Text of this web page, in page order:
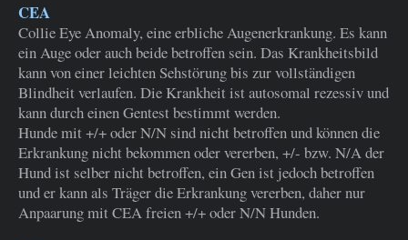
CEA
Collie Eye Anomaly, eine erbliche Augenerkrankung. Es kann
ein Auge oder auch beide betroffen sein. Das Krankheitsbild
kann von einer leichten Sehstörung bis zur vollständigen
Blindheit verlaufen. Die Krankheit ist autosomal rezessiv und
kann durch einen Gentest bestimmt werden.
Hunde mit +/+ oder N/N sind nicht betroffen und können die
Erkrankung nicht bekommen oder vererben, +/- bzw. N/A der
Hund ist selber nicht betroffen, ein Gen ist jedoch betroffen
und er kann als Träger die Erkrankung vererben, daher nur
Anpaarung mit CEA freien +/+ oder N/N Hunden.